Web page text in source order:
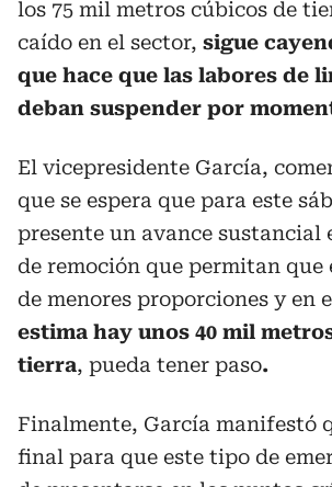
los 75 mil metros cúbicos de
caído en el sector, sigue
que hace que las labores de
deban suspender por
El vicepresidente García,
que se espera que para este
presente un avance sustancial
de remoción que permitan que
de menores proporciones y en
estima hay unos 40 mil
tierra, pueda tener paso.
Finalmente, García manifestó
final para que este tipo de